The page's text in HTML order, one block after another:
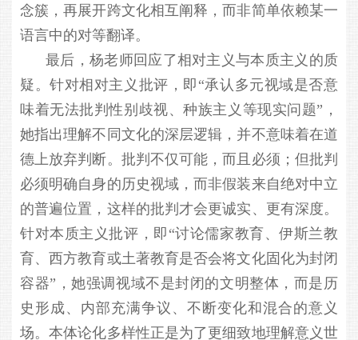
念簇，再展开跨文化相互阐释，而非简单依赖某一
语言中的对等翻译。
最后，杨老师回应了相对主义与本质主义的质
疑。针对相对主义批评，即“承认多元视域是否意
味着无法批判性别歧视、种族主义等现实问题”，
她指出理解不同文化的深层逻辑，并不意味着在道
德上放弃判断。批判不仅可能，而且必须；但批判
必须明确自身的历史视域，而非假装来自绝对中立
的普遍位置，这样的批判才会更诚实、更有深度。
针对本质主义批评，即“讨论儒家教育、伊斯兰教
育、西方教育或土著教育是否会将文化固化为封闭
容器”，她强调视域不是封闭的文明整体，而是历
史形成、内部充满争议、不断变化和混合的意义
场。本体论化多样性正是为了更细致地理解意义世